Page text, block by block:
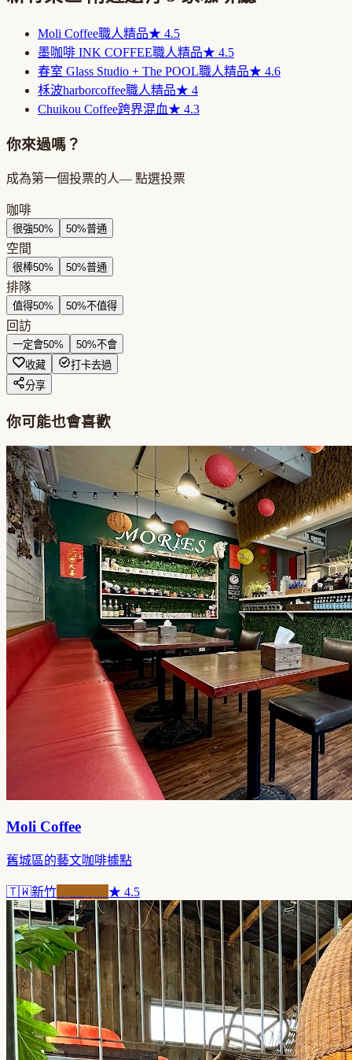
Moli Coffee職人精品★ 4.5
墨咖啡 INK COFFEE職人精品★ 4.5
春室 Glass Studio + The POOL職人精品★ 4.6
柇波harborcoffee職人精品★ 4
Chuikou Coffee跨界混血★ 4.3
你來過嗎？
成為第一個投票的人— 點選投票
咖啡
很強50% 50%普通
空間
很棒50% 50%普通
排隊
值得50% 50%不值得
回訪
一定會50% 50%不會
收藏
打卡去過
分享
你可能也會喜歡
Moli Coffee
舊城區的藝文咖啡據點
🇹🇼新竹 ★ 4.5